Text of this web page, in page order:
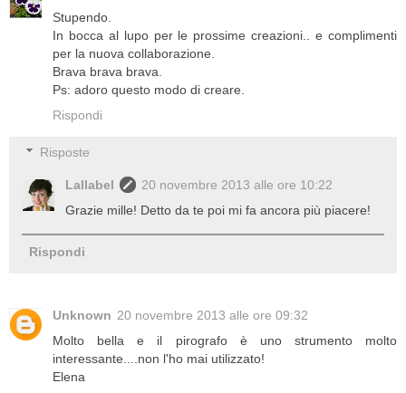
Stupendo.
In bocca al lupo per le prossime creazioni.. e complimenti
per la nuova collaborazione.
Brava brava brava.
Ps: adoro questo modo di creare.
Rispondi
Risposte
Lallabel
20 novembre 2013 alle ore 10:22
Grazie mille! Detto da te poi mi fa ancora più piacere!
Rispondi
Unknown 20 novembre 2013 alle ore 09:32
Molto bella e il pirografo è uno strumento molto
interessante....non l'ho mai utilizzato!
Elena